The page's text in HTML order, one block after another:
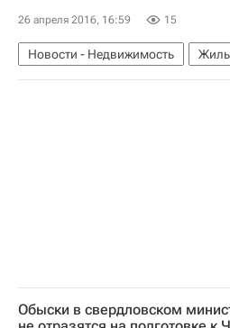
26 апреля 2016, 16:59 15
Новости - Недвижимость
Ивановская область
Обыски в свердловском